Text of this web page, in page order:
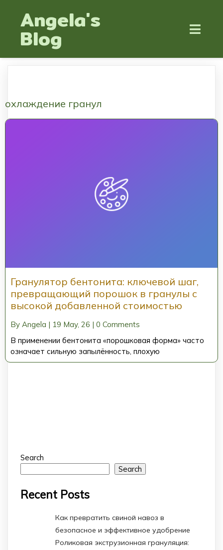
Angela's
Blog
охлаждение гранул
Гранулятор бентонита: ключевой шаг,
превращающий порошок в гранулы с
высокой добавленной стоимостью
By Angela | 19 May, 26 | 0 Comments
В применении бентонита «порошковая форма» часто
означает сильную запылённость, плохую
Search
Search
Recent Posts
Как превратить свиной навоз в
безопасное и эффективное удобрение
Роликовая экструзионная грануляция: